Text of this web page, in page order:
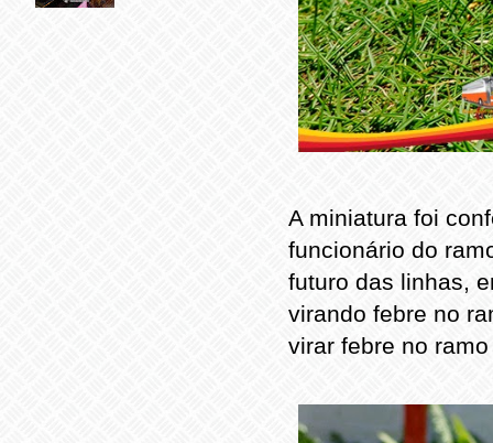
A miniatura foi
funcionário do
futuro das linhas,
virando febre no
virar febre no